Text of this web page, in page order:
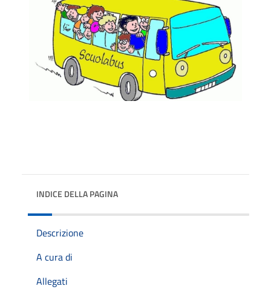
INDICE DELLA PAGINA
Descrizione
A cura di
Allegati